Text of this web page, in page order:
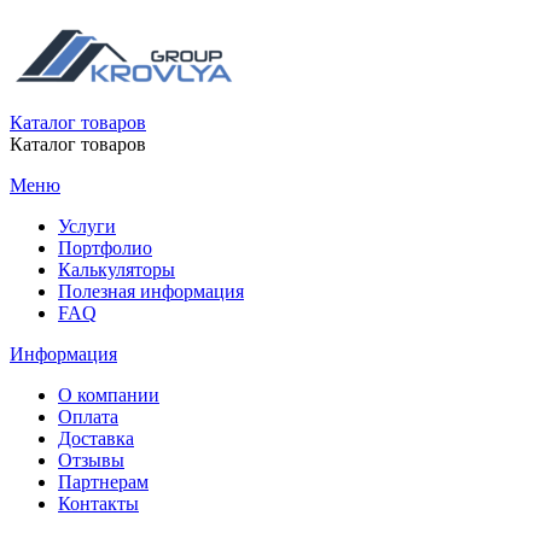
Каталог товаров
Каталог товаров
Меню
Услуги
Портфолио
Калькуляторы
Полезная информация
FAQ
Информация
О компании
Оплата
Доставка
Отзывы
Партнерам
Контакты